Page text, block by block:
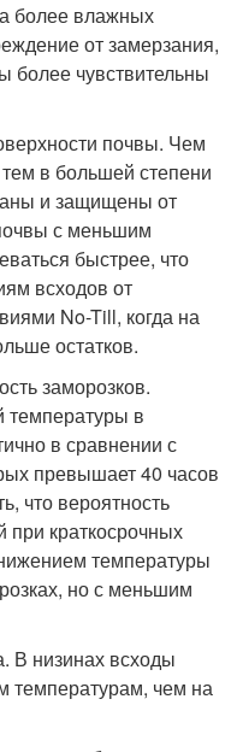
более влажных
от замерзания,
более чувствительны
почвы. Чем
в большей степени
и защищены от
с меньшим
быстрее, что
всходов от
No-Till, когда на
остатков.
заморозков.
температуры в
в сравнении с
превышает 40 часов
что вероятность
при краткосрочных
температуры
но с меньшим
В низинах всходы
температурам, чем на